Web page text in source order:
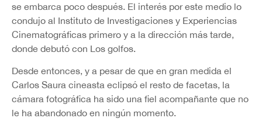
se embarca poco después. El interés por este medio lo
condujo al Instituto de Investigaciones y Experiencias
Cinematográficas primero y a la dirección más tarde,
donde debutó con Los golfos.
Desde entonces, y a pesar de que en gran medida el
Carlos Saura cineasta eclipsó el resto de facetas, la
cámara fotográfica ha sido una fiel acompañante que no
le ha abandonado en ningún momento.